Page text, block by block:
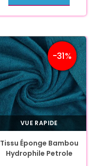
-31%
VUE RAPIDE
Tissu Éponge Bambou
Hydrophile Petrole